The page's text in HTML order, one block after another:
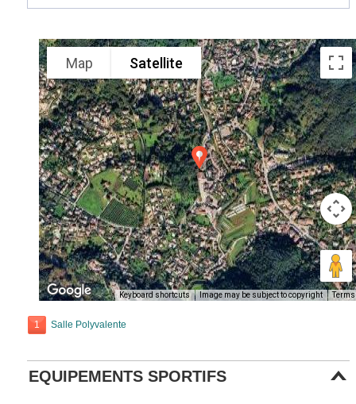
Map Satellite
Keyboard shortcuts Image may be subject to copyright Terms
1 Salle Polyvalente
EQUIPEMENTS SPORTIFS